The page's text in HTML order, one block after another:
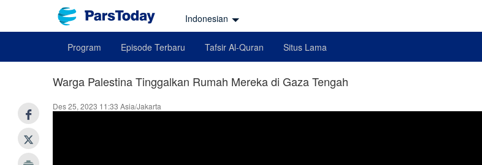
Indonesian
Program Episode Terbaru Tafsir Al-Quran Situs Lama
Warga Palestina Tinggalkan Rumah Mereka di Gaza Tengah
Des 25, 2023 11:33 Asia/Jakarta